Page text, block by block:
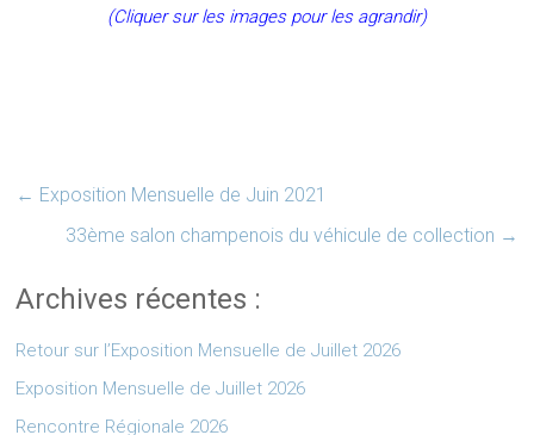
(Cliquer sur les images pour les agrandir)
← Exposition Mensuelle de Juin 2021
33ème salon champenois du véhicule de collection →
Archives récentes :
Retour sur l’Exposition Mensuelle de Juillet 2026
Exposition Mensuelle de Juillet 2026
Rencontre Régionale 2026